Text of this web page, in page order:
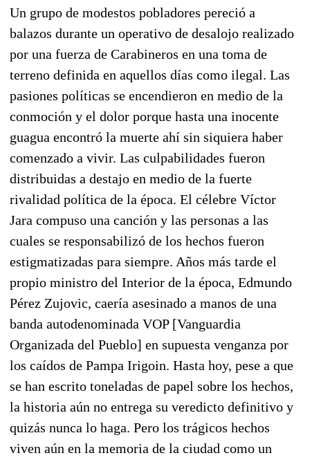
Un grupo de modestos pobladores pereció a
balazos durante un operativo de desalojo realizado
por una fuerza de Carabineros en una toma de
terreno definida en aquellos días como ilegal. Las
pasiones políticas se encendieron en medio de la
conmoción y el dolor porque hasta una inocente
guagua encontró la muerte ahí sin siquiera haber
comenzado a vivir. Las culpabilidades fueron
distribuidas a destajo en medio de la fuerte
rivalidad política de la época. El célebre Víctor
Jara compuso una canción y las personas a las
cuales se responsabilizó de los hechos fueron
estigmatizadas para siempre. Años más tarde el
propio ministro del Interior de la época, Edmundo
Pérez Zujovic, caería asesinado a manos de una
banda autodenominada VOP [Vanguardia
Organizada del Pueblo] en supuesta venganza por
los caídos de Pampa Irigoin. Hasta hoy, pese a que
se han escrito toneladas de papel sobre los hechos,
la historia aún no entrega su veredicto definitivo y
quizás nunca lo haga. Pero los trágicos hechos
viven aún en la memoria de la ciudad como un